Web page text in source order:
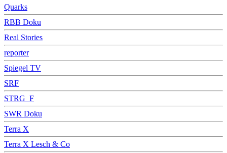
Quarks
RBB Doku
Real Stories
reporter
Spiegel TV
SRF
STRG_F
SWR Doku
Terra X
Terra X Lesch & Co